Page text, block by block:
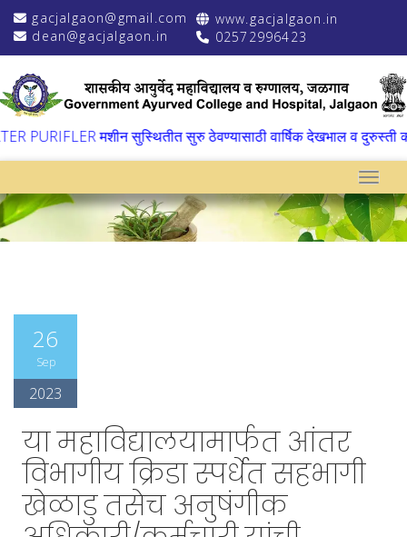
gacjalgaon@gmail.com
dean@gacjalgaon.in
www.gacjalgaon.in
02572996423
PURIFLER मशीन सुस्थितीत सुरु ठेवण्यासाठी वार्षिक देखभाल व दुरुस्ती
26
Sep
2023
या महाविद्यालयामार्फत आंतर
विभागीय क्रिडा स्पर्धेत सहभागी
खेळाडु तसेच अनुषंगीक